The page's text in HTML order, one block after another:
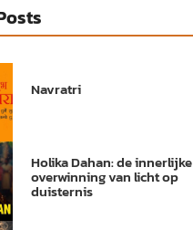
Navratri
Holika Dahan: de innerlijke
overwinning van licht op
duisternis